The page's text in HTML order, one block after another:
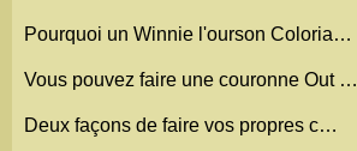
Pourquoi un Winnie l'ourson Coloria…
Vous pouvez faire une couronne Out …
Deux façons de faire vos propres c…